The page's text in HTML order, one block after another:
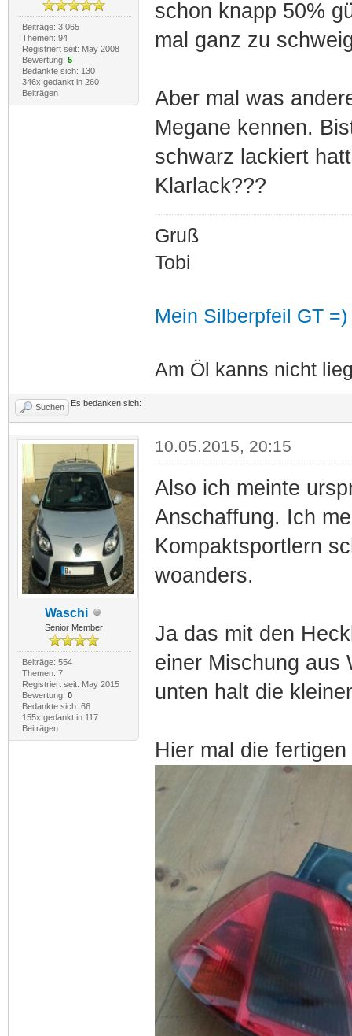
Beiträge: 3.065
Themen: 94
Registriert seit: May 2008
Bewertung: 5
Bedankte sich: 130
346x gedankt in 260
Beiträgen
schon knapp 50%
mal ganz zu
Aber mal was
Megane kennen.
schwarz lackiert
Klarlack???
Gruß
Tobi
Mein Silberpfeil GT =)
Am Öl kanns nicht
Suchen Es bedanken sich:
Waschi
Senior Member
Beiträge: 554
Themen: 7
Registriert seit: May 2015
Bewertung: 0
Bedankte sich: 66
155x gedankt in 117
Beiträgen
10.05.2015, 20:15
Also ich meinte
Anschaffung. Ich
Kompaktsportlern
woanders.
Ja das mit den
einer Mischung aus
unten halt die
Hier mal die